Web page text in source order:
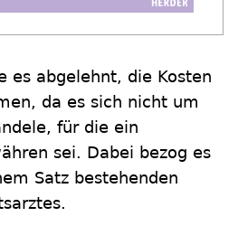
es abgelehnt, die Kosten
da es sich nicht um
für die ein
sei. Dabei bezog es
Satz bestehenden